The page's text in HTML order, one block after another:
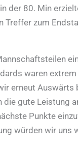
der 80. Min
Treffer zum
waren
erneut Auswärts
die gute Leistung
Punkte
würden wir uns